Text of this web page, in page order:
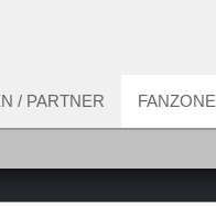
/ PARTNER FANZONE